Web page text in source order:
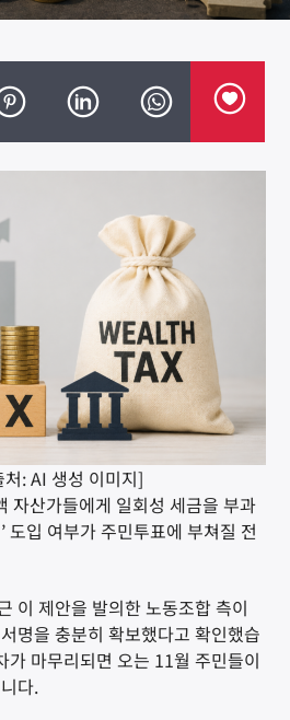
처: AI 생성 이미지]
자산가들에게 일회성 세금을 부과
도입 여부가 주민투표에 부쳐질 전
이 제안을 발의한 노동조합 측이
명을 충분히 확보했다고 확인했습
가 마무리되면 오는 11월 주민들이
다.